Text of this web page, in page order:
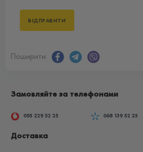
Поширити:
Замовляйте за телефонами
095 229 52 25 068 139 52 25
Доставка